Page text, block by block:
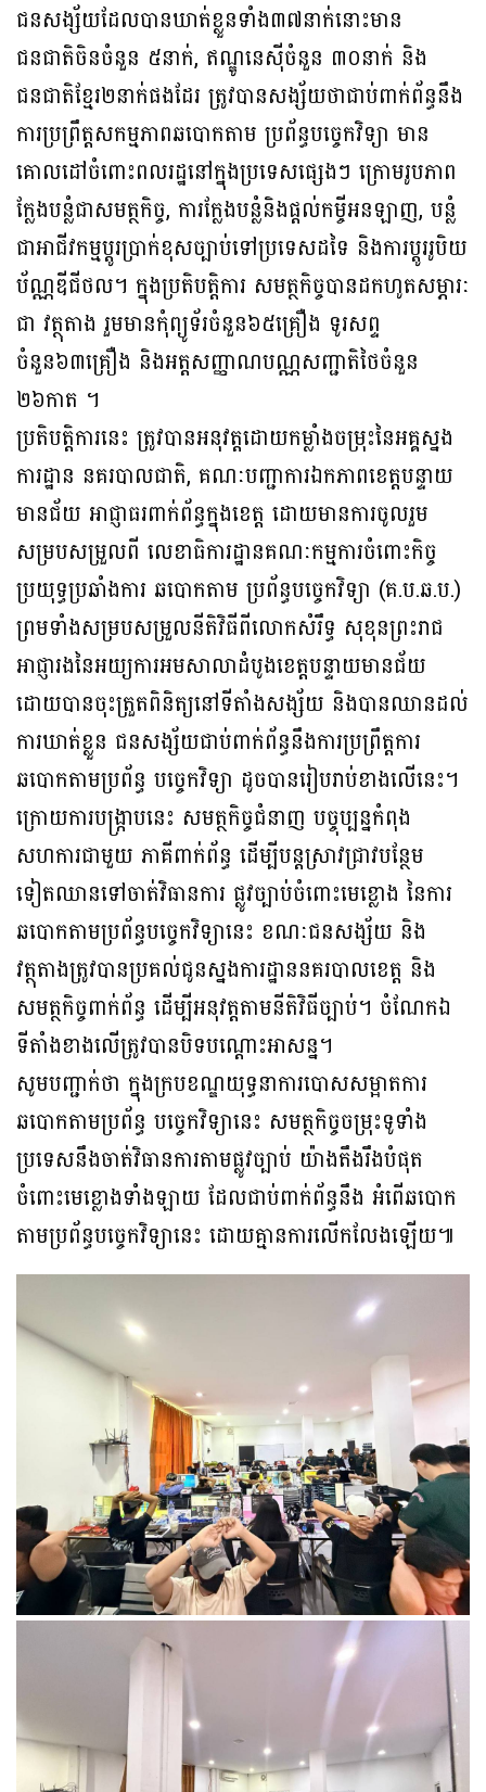
ជនសង្ស័យដែលបានឃាត់ខ្លួនទាំង៣៧នាក់នោះមាន
ជនជាតិចិនចំនួន ៥នាក់, ឥណ្ឌូនេស៊ីចំនួន ៣០នាក់ និង
ជនជាតិខ្មែរ២នាក់ផងដែរ ត្រូវបានសង្ស័យថាជាប់ពាក់ព័ន្ធនឹង
ការប្រព្រឹត្តសកម្មភាពឆបោកតាម ប្រព័ន្ធបច្ចេកវិទ្យា មាន
គោលដៅចំពោះពលរដ្ឋនៅក្នុងប្រទេសផ្សេងៗ ក្រោមរូបភាព
ក្លែងបន្លំជាសមត្ថកិច្ច, ការក្លែងបន្លំនិងផ្តល់កម្ចីអនឡាញ, បន្លំ
ជាអាជីវកម្មប្តូរប្រាក់ខុសច្បាប់ទៅប្រទេសដទៃ និងការប្តូររូបិយ
ប័ណ្ណឌីជីថល។ ក្នុងប្រតិបត្តិការ សមត្ថកិច្ចបានដកហូតសម្ភារៈ
ជា វត្ថុតាង រួមមានកុំព្យូទ័រចំនួន៦៥គ្រឿង ទូរសព្ទ
ចំនួន៦៣គ្រឿង និងអត្តសញ្ញាណបណ្ណសញ្ជាតិថៃចំនួន
២៦កាត ។
ប្រតិបត្តិការនេះ ត្រូវបានអនុវត្តដោយកម្លាំងចម្រុះនៃអគ្គស្នង
ការដ្ឋាន នគរបាលជាតិ, គណៈបញ្ជាការឯកភាពខេត្តបន្ទាយ
មានជ័យ អាជ្ញាធរពាក់ព័ន្ធក្នុងខេត្ត ដោយមានការចូលរួម
សម្របសម្រួលពី លេខាធិការដ្ឋានគណៈកម្មការចំពោះកិច្ច
ប្រយុទ្ធប្រឆាំងការ ឆបោកតាម ប្រព័ន្ធបច្ចេកវិទ្យា (គ.ប.ឆ.ប.)
ព្រមទាំងសម្របសម្រួលនីតិវិធីពីលោកសំរឹទ្ធ សុខុនព្រះរាជ
អាជ្ញារងនៃអយ្យការអមសាលាដំបូងខេត្តបន្ទាយមានជ័យ
ដោយបានចុះត្រួតពិនិត្យនៅទីតាំងសង្ស័យ និងបានឈានដល់
ការឃាត់ខ្លួន ជនសង្ស័យជាប់ពាក់ព័ន្ធនឹងការប្រព្រឹត្តការ
ឆបោកតាមប្រព័ន្ធ បច្ចេកវិទ្យា ដូចបានរៀបរាប់ខាងលើនេះ។
ក្រោយការបង្រ្កាបនេះ សមត្ថកិច្ចជំនាញ បច្ចុប្បន្នកំពុង
សហការជាមួយ ភាគីពាក់ព័ន្ធ ដើម្បីបន្តស្រាវជ្រាវបន្ថែម
ទៀតឈានទៅចាត់វិធានការ ផ្លូវច្បាប់ចំពោះមេខ្លោង នៃការ
ឆបោកតាមប្រព័ន្ធបច្ចេកវិទ្យានេះ ខណៈជនសង្ស័យ និង
វត្ថុតាងត្រូវបានប្រគល់ជូនស្នងការដ្ឋាននគរបាលខេត្ត និង
សមត្ថកិច្ចពាក់ព័ន្ធ ដើម្បីអនុវត្តតាមនីតិវិធីច្បាប់។ ចំណែកឯ
ទីតាំងខាងលើត្រូវបានបិទបណ្តោះអាសន្ន។
សូមបញ្ជាក់ថា ក្នុងក្របខណ្ឌយុទ្ធនាការបោសសម្អាតការ
ឆបោកតាមប្រព័ន្ធ បច្ចេកវិទ្យានេះ សមត្ថកិច្ចចម្រុះទូទាំង
ប្រទេសនឹងចាត់វិធានការតាមផ្លូវច្បាប់ យ៉ាងតឹងរឹងបំផុត
ចំពោះមេខ្លោងទាំងឡាយ ដែលជាប់ពាក់ព័ន្ធនឹង អំពើឆបោក
តាមប្រព័ន្ធបច្ចេកវិទ្យានេះ ដោយគ្មានការលើកលែងឡើយ៕